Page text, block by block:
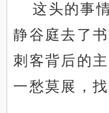
这头的事
静谷庭去了
刺客背后的
一愁莫展，